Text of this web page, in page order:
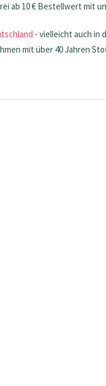
ab 10 € Bestellwert mit
- vielleicht auch in
mit über 40 Jahren